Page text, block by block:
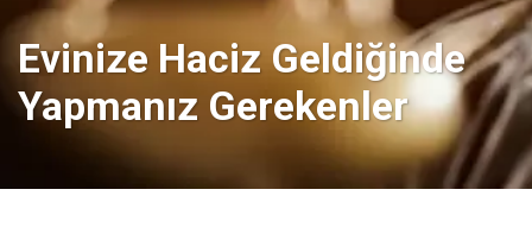
Evinize Haciz Geldiğinde
Yapmanız Gerekenler